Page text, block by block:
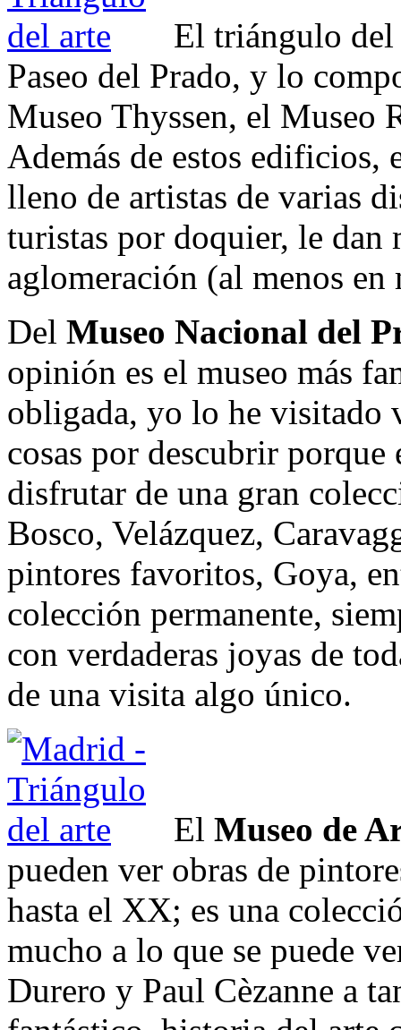
El triángulo del
Paseo del Prado, y lo
Museo Thyssen, el Museo
Además de estos edificios,
lleno de artistas de varias
turistas por doquier, le
aglomeración (al menos
Del Museo Nacional del
opinión es el museo más
obligada, yo lo he visitado
cosas por descubrir
disfrutar de una gran
Bosco, Velázquez,
pintores favoritos, Goya,
colección permanente,
con verdaderas joyas de
de una visita algo único.
El Museo de
pueden ver obras de
hasta el XX; es una
mucho a lo que se puede
Durero y Paul Cèzanne a